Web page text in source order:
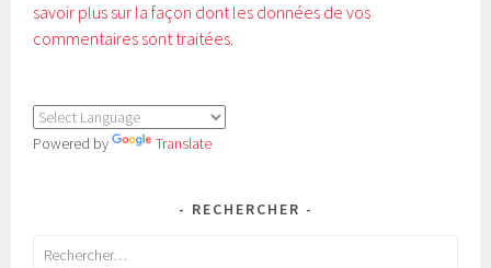
savoir plus sur la façon dont les données de vos
commentaires sont traitées.
Powered by Translate
RECHERCHER
Rechercher :